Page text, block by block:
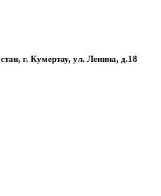
г. Кумертау, ул. Ленина, д.18